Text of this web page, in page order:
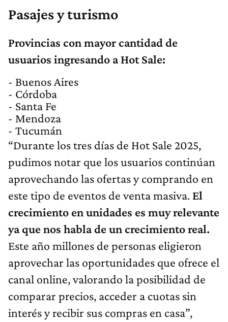
Pasajes y turismo
Provincias con mayor cantidad de
usuarios ingresando a Hot Sale:
- Buenos Aires
- Córdoba
- Santa Fe
- Mendoza
- Tucumán
“Durante los tres días de Hot Sale 2025,
pudimos notar que los usuarios continúan
aprovechando las ofertas y comprando en
este tipo de eventos de venta masiva. El
crecimiento en unidades es muy relevante
ya que nos habla de un crecimiento real.
Este año millones de personas eligieron
aprovechar las oportunidades que ofrece el
canal online, valorando la posibilidad de
comparar precios, acceder a cuotas sin
interés y recibir sus compras en casa”,